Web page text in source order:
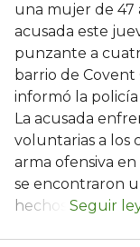
una mujer de 47
acusada este
punzante a
barrio de
informó la
La acusada
voluntarias a los
arma ofensiva
se encontraron
hechos.